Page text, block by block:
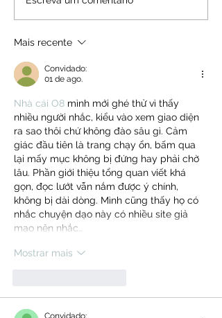
Mais recente
Convidado:
01 de ago.
Nhà cái O8 mình mới ghé thử vì thấy
nhiều người nhắc, kiểu vào xem giao diện
ra sao thôi chứ không đào sâu gì. Cảm
giác đầu tiên là trang chạy ổn, bấm qua
lại mấy mục không bị đứng hay phải chờ
lâu. Phần giới thiệu tổng quan viết khá
gọn, đọc lướt vẫn nắm được ý chính,
không bị dài dòng. Mình cũng thấy họ có
nhắc chuyện dạo này có nhiều site giả
mạo nên nhắc…
Mostrar mais
Convidado: